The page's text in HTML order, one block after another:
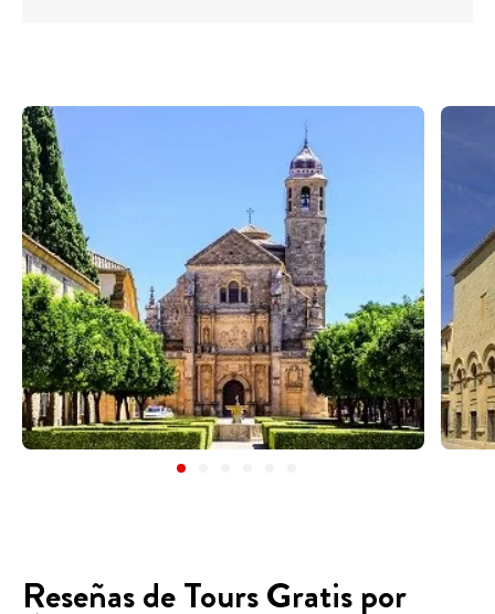
Reseñas de Tours Gratis por